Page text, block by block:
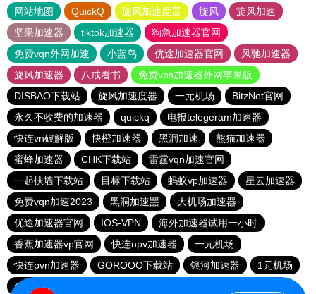
网站地图 QuickQ 旋风加速度器 旋风
旋风加速
坚果加速器
tiktok加速器
狗急加速器官网
免费vqn外网加速
小蓝鸟 优途加速器官网
风驰加速器
旋风加速器
八戒看书
免费vps加速器外网苹果版
DISBAO下载站
旋风加速度器 一元机场
BitzNet官网
永久不收费的加速器
quickq
电报telegeram加速器
快连vn破解版
快橙加速器 黑洞加速
熊猫加速器
蜜蜂加速器
CHK下载站
雷霆vqn加速官网
一起扶墙下载站
目标下载站 蚂蚁vp加速器
星云加速器
免费vqn加速2023
黑洞加速噐
大机场加速器
优途加速器官网
IOS-VPN
海外加速器试用一小时
香蕉加速器vp官网
快连npv加速器
一元机场
快连pvn加速器
GOROOO下载站 银河加速器
1元机场
免费vqn外网